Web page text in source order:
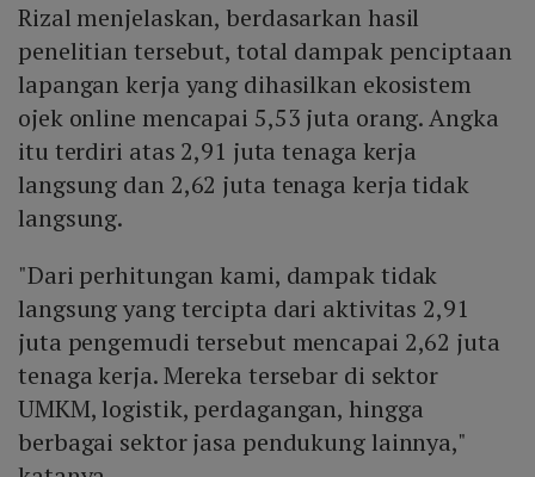
struktur ketenagakerjaan Nasional.
Rizal menjelaskan, berdasarkan hasil
penelitian tersebut, total dampak penciptaan
lapangan kerja yang dihasilkan ekosistem
ojek online mencapai 5,53 juta orang. Angka
itu terdiri atas 2,91 juta tenaga kerja
langsung dan 2,62 juta tenaga kerja tidak
langsung.
"Dari perhitungan kami, dampak tidak
langsung yang tercipta dari aktivitas 2,91
juta pengemudi tersebut mencapai 2,62 juta
tenaga kerja. Mereka tersebar di sektor
UMKM, logistik, perdagangan, hingga
berbagai sektor jasa pendukung lainnya,"